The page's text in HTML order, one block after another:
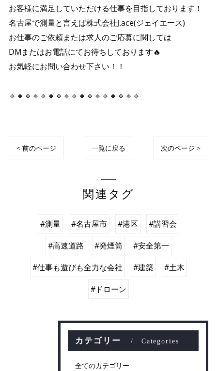
お客様に満足していただける仕事を目指しております！
名古屋で測量と言えば株式会社J.ace(ジェイエース)
お仕事のご依頼または求人のご応募に関しては
DMまたはお電話にてお待ちしております🔥
お気軽にお問い合わせ下さい！！
🔹🔸🔹🔸🔹🔸🔹🔸🔹🔸🔹🔸🔹🔸🔹🔸🔹
< 前のページ 一覧に戻る 次のページ >
関連タグ
#測量 #名古屋市 #港区 #講習会
#高速道路 #発煙筒 #安全第一
#仕事も遊びも全力な会社 #建築 #土木
#ドローン
カテゴリー Categories
全てのカテゴリー